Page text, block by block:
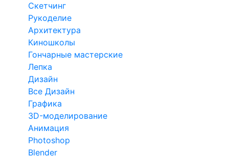
Скетчинг
Рукоделие
Архитектура
Киношколы
Гончарные мастерские
Лепка
Дизайн
Все Дизайн
Графика
3D-моделирование
Анимация
Photoshop
Blender